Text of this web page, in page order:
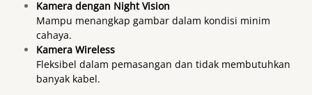
Kamera dengan Night Vision
Mampu menangkap gambar dalam kondisi minim
cahaya.
Kamera Wireless
Fleksibel dalam pemasangan dan tidak membutuhkan
banyak kabel.